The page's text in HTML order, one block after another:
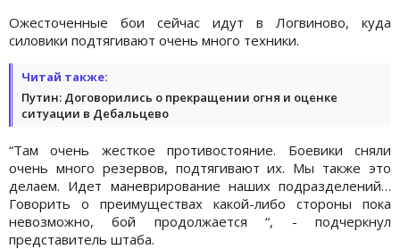
Ожесточенные бои сейчас идут в Логвиново, куда
силовики подтягивают очень много техники.
Читай также:
Путин: Договорились о прекращении огня и оценке
ситуации в Дебальцево
“Там очень жесткое противостояние. Боевики сняли
очень много резервов, подтягивают их. Мы также это
делаем. Идет маневрирование наших подразделений…
Говорить о преимуществах какой-либо стороны пока
невозможно, бой продолжается “, - подчеркнул
представитель штаба.